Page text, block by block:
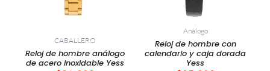
CABALLERO
Reloj de hombre análogo
de acero inoxidable Yess
Análogo
Reloj de hombre con
calendario y caja dorada
Yess